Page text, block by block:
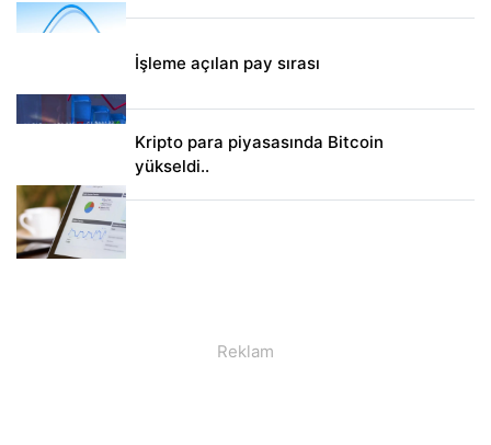
İşleme açılan pay sırası
Kripto para piyasasında Bitcoin
yükseldi..